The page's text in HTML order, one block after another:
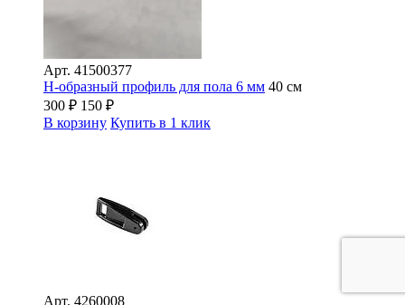
Арт. 41500377
H-образный профиль для пола 6 мм 40 см
300 ₽ 150 ₽
В корзину Купить в 1 клик
Арт. 4260008